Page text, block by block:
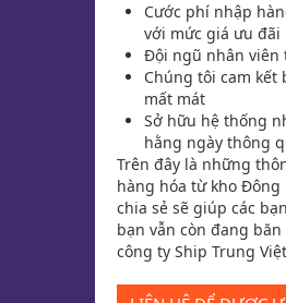
Cước phí nhập
với mức giá ưu đãi
Đội ngũ nhân viên
Chúng tôi cam
mất mát
Sở hữu hệ thống
hằng ngày thông
Trên đây là những
hàng hóa từ kho
chia sẻ sẽ giúp các
bạn vẫn còn đang
công ty Ship Trung